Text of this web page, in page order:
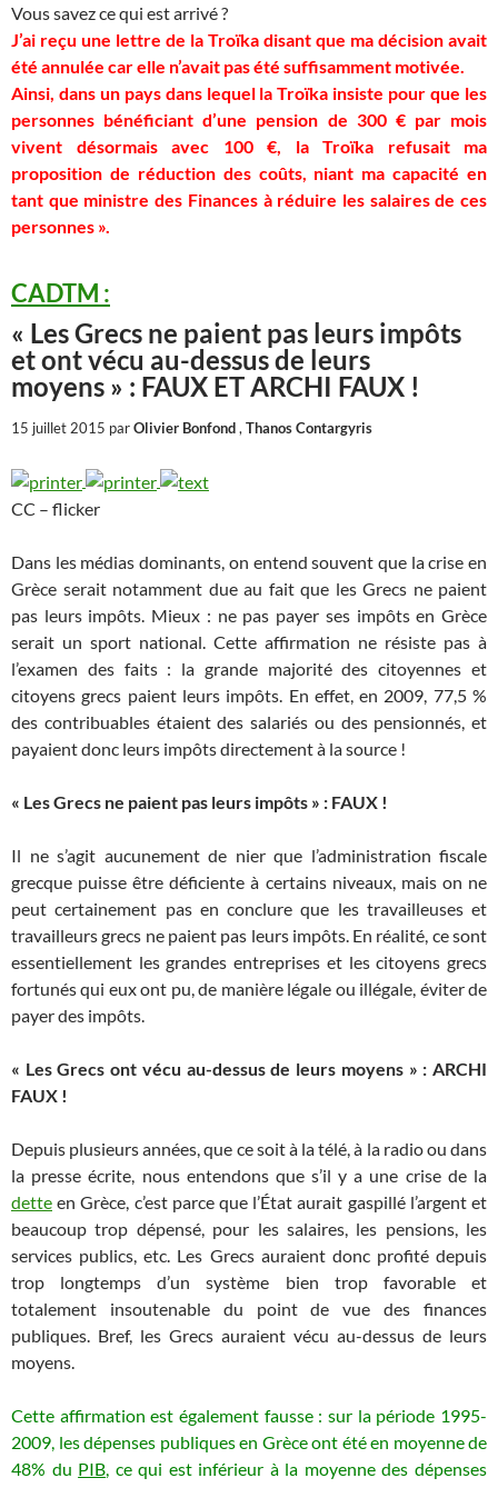
Vous savez ce qui est arrivé ?
J’ai reçu une lettre de la Troïka disant que ma décision avait
été annulée car elle n’avait pas été suffisamment motivée.
Ainsi, dans un pays dans lequel la Troïka insiste pour que les
personnes bénéficiant d’une pension de 300 € par mois
vivent désormais avec 100 €, la Troïka refusait ma
proposition de réduction des coûts, niant ma capacité en
tant que ministre des Finances à réduire les salaires de ces
personnes ».
CADTM :
« Les Grecs ne paient pas leurs impôts
et ont vécu au-dessus de leurs
moyens » : FAUX ET ARCHI FAUX !
15 juillet 2015 parOlivier Bonfond, Thanos Contargyris
CC – flicker
Dans les médias dominants, on entend souvent que la crise en
Grèce serait notamment due au fait que les Grecs ne paient
pas leurs impôts. Mieux : ne pas payer ses impôts en Grèce
serait un sport national. Cette affirmation ne résiste pas à
l’examen des faits : la grande majorité des citoyennes et
citoyens grecs paient leurs impôts. En effet, en 2009, 77,5 %
des contribuables étaient des salariés ou des pensionnés, et
payaient donc leurs impôts directement à la source !
« Les Grecs ne paient pas leurs impôts » : FAUX !
Il ne s’agit aucunement de nier que l’administration fiscale
grecque puisse être déficiente à certains niveaux, mais on ne
peut certainement pas en conclure que les travailleuses et
travailleurs grecs ne paient pas leurs impôts. En réalité, ce sont
essentiellement les grandes entreprises et les citoyens grecs
fortunés qui eux ont pu, de manière légale ou illégale, éviter de
payer des impôts.
« Les Grecs ont vécu au-dessus de leurs moyens » : ARCHI
FAUX !
Depuis plusieurs années, que ce soit à la télé, à la radio ou dans
la presse écrite, nous entendons que s’il y a une crise de la
dette en Grèce, c’est parce que l’État aurait gaspillé l’argent et
beaucoup trop dépensé, pour les salaires, les pensions, les
services publics, etc. Les Grecs auraient donc profité depuis
trop longtemps d’un système bien trop favorable et
totalement insoutenable du point de vue des finances
publiques. Bref, les Grecs auraient vécu au-dessus de leurs
moyens.
Cette affirmation est également fausse : sur la période 1995-
2009, les dépenses publiques en Grèce ont été en moyenne de
48% du PIB , ce qui est inférieur à la moyenne des dépenses